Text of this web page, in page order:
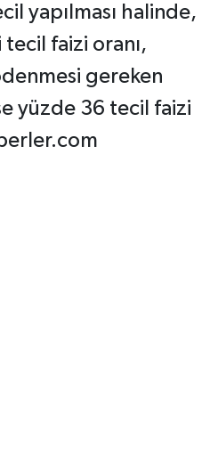
yapılması halinde,
faizi oranı,
gereken
yüzde 36 tecil faizi